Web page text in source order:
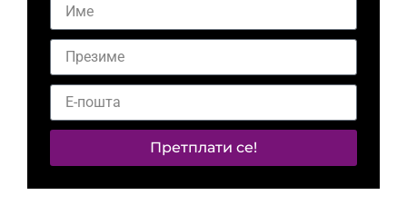
Претплати се!